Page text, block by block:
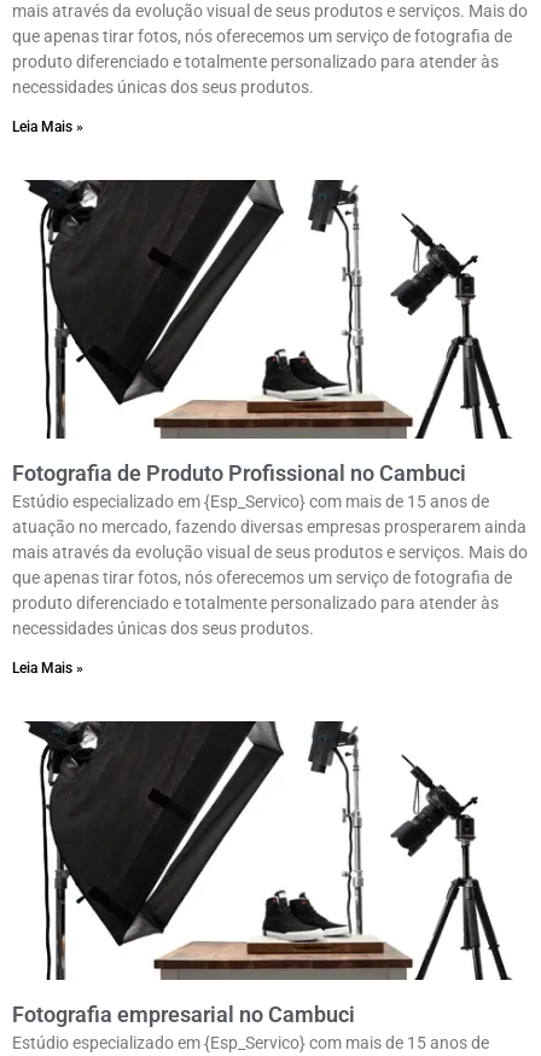
mais através da evolução visual de seus produtos e serviços. Mais do
que apenas tirar fotos, nós oferecemos um serviço de fotografia de
produto diferenciado e totalmente personalizado para atender às
necessidades únicas dos seus produtos.
Leia Mais »
Fotografia de Produto Profissional no Cambuci
Estúdio especializado em {Esp_Servico} com mais de 15 anos de
atuação no mercado, fazendo diversas empresas prosperarem ainda
mais através da evolução visual de seus produtos e serviços. Mais do
que apenas tirar fotos, nós oferecemos um serviço de fotografia de
produto diferenciado e totalmente personalizado para atender às
necessidades únicas dos seus produtos.
Leia Mais »
Fotografia empresarial no Cambuci
Estúdio especializado em {Esp_Servico} com mais de 15 anos de